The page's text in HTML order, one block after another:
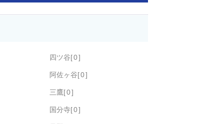
四ツ谷 0
阿佐ヶ谷 0
三鷹 0
国分寺 0